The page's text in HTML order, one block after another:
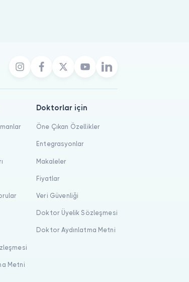
Metni
Doktorlar için
Öne Çıkan Özellikler
Entegrasyonlar
Makaleler
Fiyatlar
Veri Güvenliği
Doktor Üyelik Sözleşmesi
Doktor Aydınlatma Metni